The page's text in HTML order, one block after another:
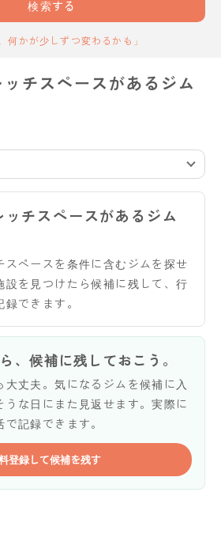
検索する
何かが少しずつ変わるかも」
チスペースがあるジム
チスペースがあるジム
スペースを条件に含むジムを探せ
設を見つけたら候補に残して、行
できます。
、候補に残しておこう。
丈夫。気になるジムを候補に入
うな日にまた見返せます。実際に
記録できます。
登録して候補を残す